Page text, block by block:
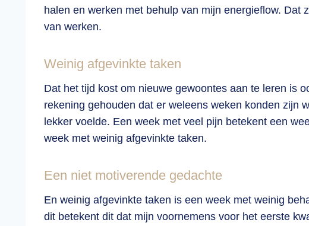
halen en werken met behulp van mijn energieflow.
van werken.
Weinig afgevinkte taken
Dat het tijd kost om nieuwe gewoontes aan te leren is
rekening gehouden dat er weleens weken konden zijn
lekker voelde. Een week met veel pijn betekent een
week met weinig afgevinkte taken.
Een niet motiverende gedachte
En weinig afgevinkte taken is een week met weinig
dit betekent dit dat mijn voornemens voor het eerste